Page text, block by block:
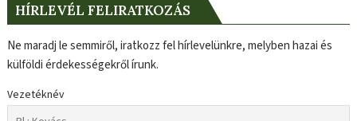
HÍRLEVÉL FELIRATKOZÁS
Ne maradj le semmiről, iratkozz fel hírlevelünkre, melyben hazai és
külföldi érdekességekről írunk.
Vezetéknév